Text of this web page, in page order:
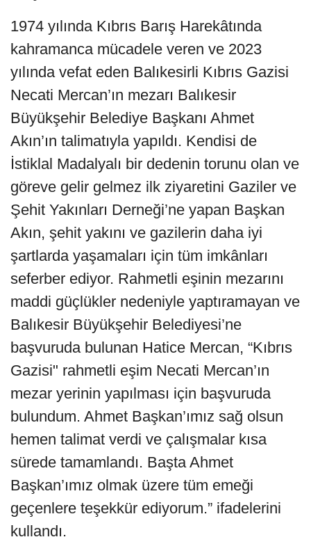
1974 yılında Kıbrıs Barış Harekâtında
kahramanca mücadele veren ve 2023
yılında vefat eden Balıkesirli Kıbrıs Gazisi
Necati Mercan’ın mezarı Balıkesir
Büyükşehir Belediye Başkanı Ahmet
Akın’ın talimatıyla yapıldı. Kendisi de
İstiklal Madalyalı bir dedenin torunu olan ve
göreve gelir gelmez ilk ziyaretini Gaziler ve
Şehit Yakınları Derneği’ne yapan Başkan
Akın, şehit yakını ve gazilerin daha iyi
şartlarda yaşamaları için tüm imkânları
seferber ediyor. Rahmetli eşinin mezarını
maddi güçlükler nedeniyle yaptıramayan ve
Balıkesir Büyükşehir Belediyesi’ne
başvuruda bulunan Hatice Mercan, “Kıbrıs
Gazisi" rahmetli eşim Necati Mercan’ın
mezar yerinin yapılması için başvuruda
bulundum. Ahmet Başkan’ımız sağ olsun
hemen talimat verdi ve çalışmalar kısa
sürede tamamlandı. Başta Ahmet
Başkan’ımız olmak üzere tüm emeği
geçenlere teşekkür ediyorum.” ifadelerini
kullandı.